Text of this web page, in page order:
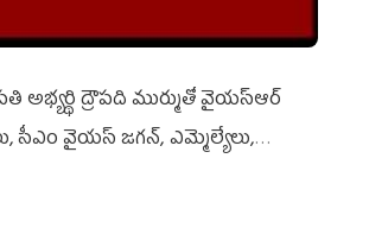
అభ్య‌ర్థి ద్రౌప‌ది ముర్ముతో వైయ‌స్ఆర్
సీఎం వైయ‌స్ జ‌గ‌న్, ఎమ్మెల్యేలు,